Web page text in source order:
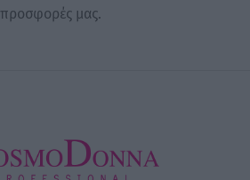
προσφορές μας.